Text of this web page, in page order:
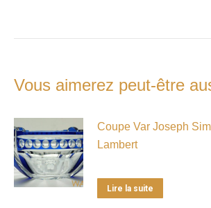
Vous aimerez peut-être
Coupe Var Joseph
Lambert
Lire la suite